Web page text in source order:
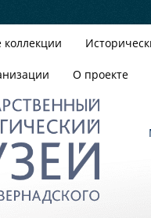
О проекте